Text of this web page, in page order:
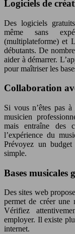
Logiciels de
Des logiciels
même sans
(multiplateforme) et
débutants. De
aider à démarrer.
pour maîtriser les
Collaboration
Si vous n’êtes pas
musicien
mais entraîne des
l’expérience du
Prévoyez un
simple.
Bases musicales
Des sites web
permet de créer une
Vérifiez
employer. Il existe
internet.